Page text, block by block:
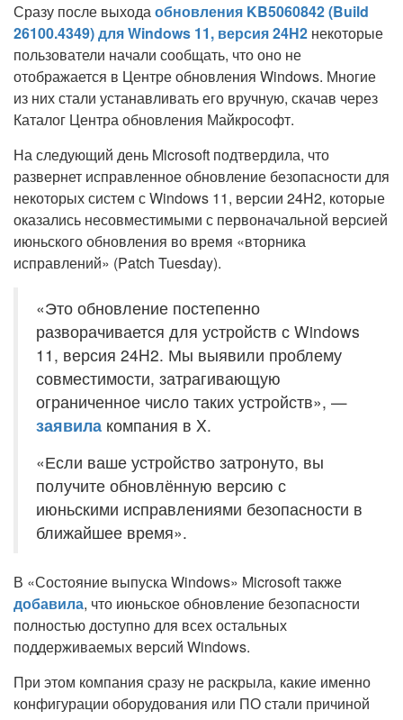
Сразу после выходаобновления KB5060842 (Build
26100.4349) для Windows 11, версия 24H2 некоторые
пользователи начали сообщать, что оно не
отображается в Центре обновления Windows. Многие
из них стали устанавливать его вручную, скачав через
Каталог Центра обновления Майкрософт.
На следующий день Microsoft подтвердила, что
развернет исправленное обновление безопасности для
некоторых систем с Windows 11, версии 24H2, которые
оказались несовместимыми с первоначальной версией
июньского обновления во время «вторника
исправлений» (Patch Tuesday).
«Это обновление постепенно
разворачивается для устройств с Windows
11, версия 24H2. Мы выявили проблему
совместимости, затрагивающую
ограниченное число таких устройств», —
заявила компания в X.
«Если ваше устройство затронуто, вы
получите обновлённую версию с
июньскими исправлениями безопасности в
ближайшее время».
В «Состояние выпуска Windows» Microsoft также
добавила, что июньское обновление безопасности
полностью доступно для всех остальных
поддерживаемых версий Windows.
При этом компания сразу не раскрыла, какие именно
конфигурации оборудования или ПО стали причиной